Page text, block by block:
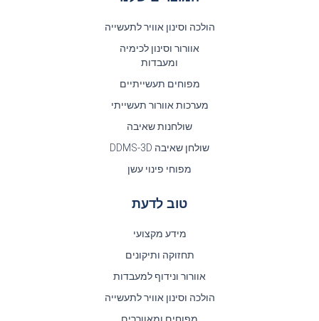
הולכה וסינון אוויר לתעשייה
אוורור וסינון לכימיה
ומעבדות
מפוחים תעשייתיים
מערכות אוורור תעשייתי
שולחנות שאיבה
שולחן שאיבה DDMS-3D
מפוחי פינוי עשן
טוב לדעת
מידע מקצועי
תחזוקה ותיקונים
אוורור ונידוף למעבדות
הולכה וסינון אוויר לתעשייה